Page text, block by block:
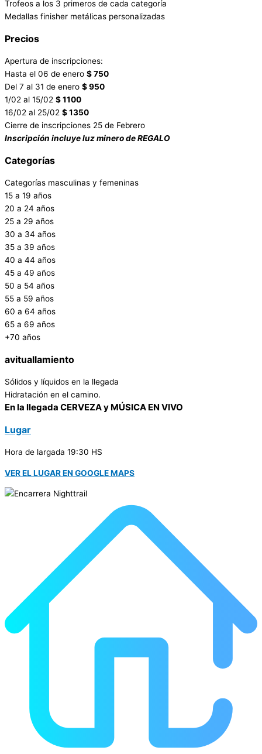
Trofeos a los 3 primeros de cada categoría
Medallas finisher metálicas personalizadas
Precios
Apertura de inscripciones:
Hasta el 06 de enero $ 750
Del 7 al 31 de enero $ 950
1/02 al 15/02 $ 1100
16/02 al 25/02 $ 1350
Cierre de inscripciones 25 de Febrero
Inscripción incluye luz minero de REGALO
Categorías
Categorías masculinas y femeninas
15 a 19 años
20 a 24 años
25 a 29 años
30 a 34 años
35 a 39 años
40 a 44 años
45 a 49 años
50 a 54 años
55 a 59 años
60 a 64 años
65 a 69 años
+70 años
avituallamiento
Sólidos y líquidos en la llegada
Hidratación en el camino.
En la llegada CERVEZA y MÚSICA EN VIVO
Lugar
Hora de largada 19:30 HS
VER EL LUGAR EN GOOGLE MAPS